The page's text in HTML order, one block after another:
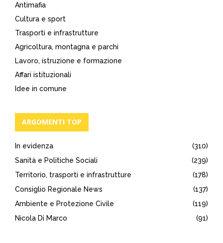
Antimafia
Cultura e sport
Trasporti e infrastrutture
Agricoltura, montagna e parchi
Lavoro, istruzione e formazione
Affari istituzionali
Idee in comune
ARGOMENTI TOP
In evidenza
(310)
Sanità e Politiche Sociali
(239)
Territorio, trasporti e infrastrutture
(178)
Consiglio Regionale News
(137)
Ambiente e Protezione Civile
(119)
Nicola Di Marco
(91)